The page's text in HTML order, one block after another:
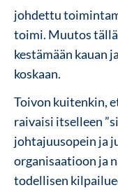
johdettu
toimi. Muutos
kestämään kauan
koskaan.
Toivon kuitenkin,
raivaisi itselleen
johtajuusopein ja
organisaatioon ja
todellisen